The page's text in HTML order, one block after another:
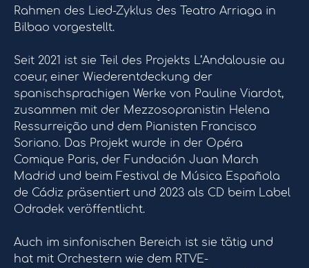
Rahmen des Lied-Zyklus des Teatro Arriaga in
Bilbao vorgestellt.
Seit 2021 ist sie Teil des Projekts L’Andalousie au
coeur, einer Wiederentdeckung der
spanischsprachigen Werke von Pauline Viardot,
zusammen mit der Mezzosopranistin Helena
Ressurreição und dem Pianisten Francisco
Soriano. Das Projekt wurde in der Opéra
Comique Paris, der Fundación Juan March
Madrid und beim Festival de Música Española
de Cádiz präsentiert und 2023 als CD beim Label
Odradek veröffentlicht.
Auch im sinfonischen Bereich ist sie tätig und
hat mit Orchestern wie dem RTVE-